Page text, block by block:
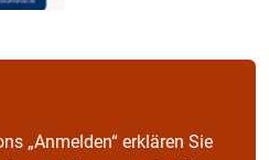
„Anmelden“ erklären Sie